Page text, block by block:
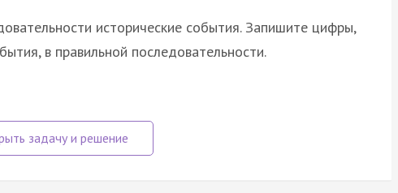
исторические события. Запишите цифры,
в правильной последовательности.